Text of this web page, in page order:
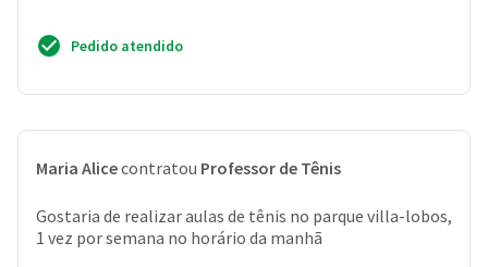
Pedido atendido
Maria Alicecontratou Professor de Tênis
Gostaria de realizar aulas de tênis no parque villa-lobos,
1 vez por semana no horário da manhã